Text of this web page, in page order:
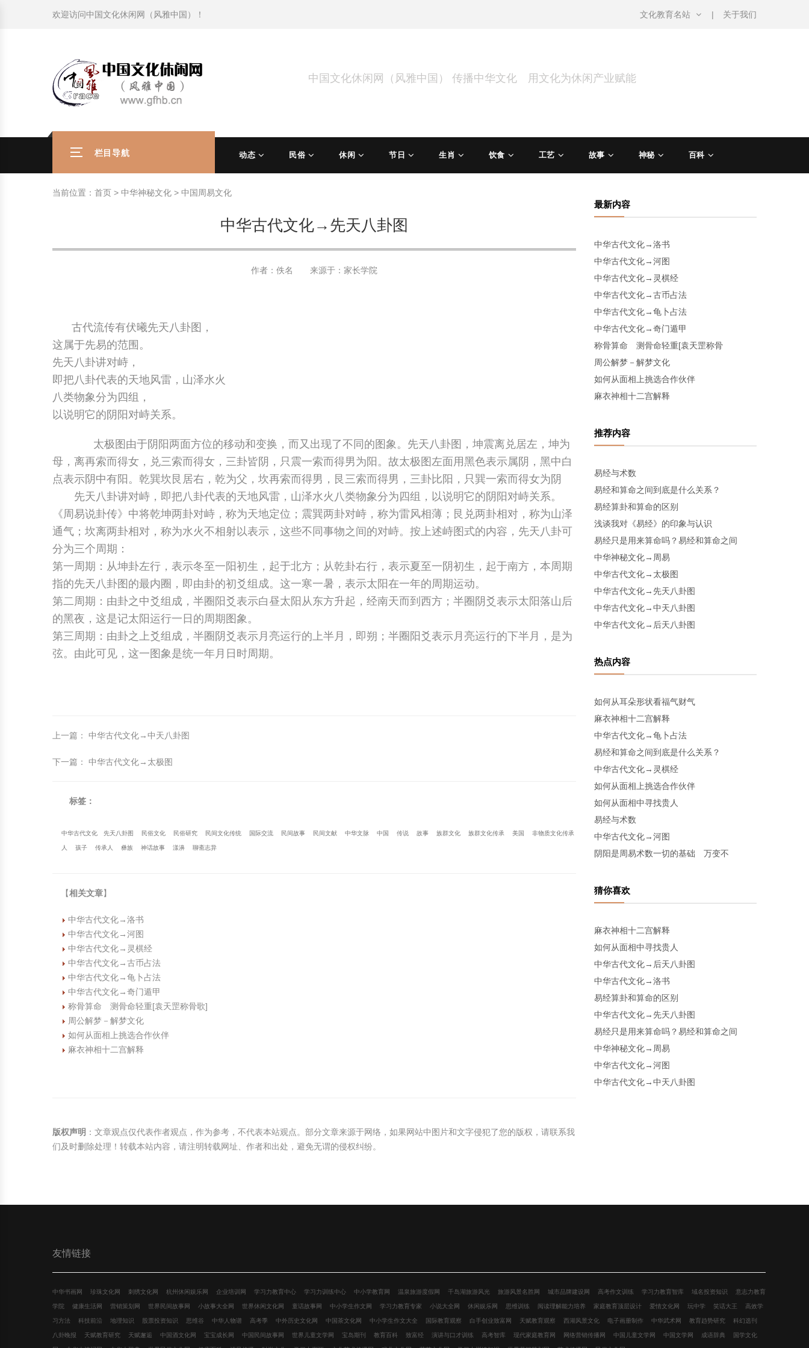
社会热点新闻
中华民俗礼仪
中国民俗趣谈
中华姓氏文化
中国民俗禁忌
文化休闲产业研究
非物质文化遗产
政策法律法规
旅游出行知识
国外传统节日
国外饮食文化
漆器
外国民间故事
中国风水文化
中国宗教文化
苗族巫蛊文化
中国性文化
校园文化建设知识
学习力教育知识
教育名家
社会热点新闻
中华民俗礼仪
中国民俗趣谈
中华姓氏文化
中国民俗禁忌
文化休闲产业研究
非物质文化遗产
政策法律法规
旅游出行知识
国外传统节日
国外饮食文化
漆器
外国民间故事
中国风水文化
中国宗教文化
苗族巫蛊文化
中国性文化
校园文化建设知识
学习力教育知识
教育名家
欢迎访问中国文化休闲网（风雅中国） ！ 文化教育名站 关于我们
中国文化休闲网（风雅中国） 传播中华文化 用文化为休闲产业赋能
栏目导航 动态 民俗 休闲 节日 生肖 饮食 工艺 故事 神秘 百科
当前位置： 首页 > 中华神秘文化 > 中国周易文化
中华古代文化→先天八卦图
作者：佚名 来源于： 家长学院
古代流传有伏曦先天八卦图，
这属于先易的范围。
先天八卦讲对峙，
即把八卦代表的天地风雷，山泽水火
八类物象分为四组，
以说明它的阴阳对峙关系。
太极图由于阴阳两面方位的移动和变换，而又出现了不同的图象。先天八卦图，坤震离兑居左，坤为
母，离再索而得女，兑三索而得女，三卦皆阴，只震一索而得男为阳。故太极图左面用黑色表示属阴，黑中白
点表示阴中有阳。乾巽坎艮居右，乾为父，坎再索而得男，艮三索而得男，三卦比阳，只巽一索而得女为阴
先天八卦讲对峙，即把八卦代表的天地风雷，山泽水火八类物象分为四组，以说明它的阴阳对峙关系。
《周易说卦传》中将乾坤两卦对峙，称为天地定位；震巽两卦对峙，称为雷风相薄；艮兑两卦相对，称为山泽
通气；坎离两卦相对，称为水火不相射以表示，这些不同事物之间的对峙。按上述峙图式的内容，先天八卦可
分为三个周期：
第一周期：从坤卦左行，表示冬至一阳初生，起于北方；从乾卦右行，表示夏至一阴初生，起于南方，本周期
指的先天八卦图的最内圈，即由卦的初爻组成。这一寒一暑，表示太阳在一年的周期运动。
第二周期：由卦之中爻组成，半圈阳爻表示白昼太阳从东方升起，经南天而到西方；半圈阴爻表示太阳落山后
的黑夜，这是记太阳运行一日的周期图象。
第三周期：由卦之上爻组成，半圈阴爻表示月亮运行的上半月，即朔；半圈阳爻表示月亮运行的下半月，是为
弦。由此可见，这一图象是统一年月日时周期。
上一篇 ： 中华古代文化→中天八卦图
下一篇 ： 中华古代文化→太极图
标签：
中华古代文化 先天八卦图 民俗文化 民俗研究 民间文化传统 国际交流 民间故事 民间文献 中华文脉 中国 传说 故事 族群文化 族群文化传承 美国 非物质文化传承
人 孩子 传承人 彝族 神话故事 漾濞 聊斋志异
【相关文章】
中华古代文化→洛书
中华古代文化→河图
中华古代文化→灵棋经
中华古代文化→古币占法
中华古代文化→龟卜占法
中华古代文化→奇门遁甲
称骨算命 测骨命轻重[袁天罡称骨歌]
周公解梦－解梦文化
如何从面相上挑选合作伙伴
麻衣神相十二宫解释
版权声明 ：文章观点仅代表作者观点，作为参考，不代表本站观点。部分文章来源于网络，如果网站中图片和文字侵犯了您的版权，请联系我
们及时删除处理！转载本站内容，请注明转载网址、作者和出处，避免无谓的侵权纠纷。
最新内容
中华古代文化→洛书
中华古代文化→河图
中华古代文化→灵棋经
中华古代文化→古币占法
中华古代文化→龟卜占法
中华古代文化→奇门遁甲
称骨算命 测骨命轻重[袁天罡称骨
周公解梦－解梦文化
如何从面相上挑选合作伙伴
麻衣神相十二宫解释
推荐内容
易经与术数
易经和算命之间到底是什么关系？
易经算卦和算命的区别
浅谈我对《易经》的印象与认识
易经只是用来算命吗？易经和算命之间
中华神秘文化→周易
中华古代文化→太极图
中华古代文化→先天八卦图
中华古代文化→中天八卦图
中华古代文化→后天八卦图
热点内容
如何从耳朵形状看福气财气
麻衣神相十二宫解释
中华古代文化→龟卜占法
易经和算命之间到底是什么关系？
中华古代文化→灵棋经
如何从面相上挑选合作伙伴
如何从面相中寻找贵人
易经与术数
中华古代文化→河图
阴阳是周易术数一切的基础 万变不
猜你喜欢
麻衣神相十二宫解释
如何从面相中寻找贵人
中华古代文化→后天八卦图
中华古代文化→洛书
易经算卦和算命的区别
中华古代文化→先天八卦图
易经只是用来算命吗？易经和算命之间
中华神秘文化→周易
中华古代文化→河图
中华古代文化→中天八卦图
友情链接
中华书画网 珍珠文化网 刺绣文化网 杭州休闲娱乐网 企业培训网 学习力教育中心 学习力训练中心 中小学教育网 温泉旅游度假网 千岛湖旅游风光 旅游风景名胜网 城市品牌建设网 高考作文训练 学习力教育智库 域名投资知识 意志力教育
学院 健康生活网 营销策划网 世界民间故事网 小故事大全网 世界休闲文化网 童话故事网 中小学生作文网 学习力教育专家 小说大全网 休闲娱乐网 思维训练 阅读理解能力培养 家庭教育顶层设计 爱情文化网 玩中学 笑话大王 高效学
习方法 科技前沿 地理知识 股票投资知识 思维谷 中华人物谱 高考季 中外历史文化网 中国茶文化网 中小学生作文大全 国际教育观察 白手创业致富网 天赋教育观察 西湖风景文化 电子画册制作 中华武术网 教育趋势研究 科幻选刊
八卦晚报 天赋教育研究 天赋邂逅 中国酒文化网 宝宝成长网 中国民间故事网 世界儿童文学网 宝岛期刊 教育百科 致富经 演讲与口才训练 高考智库 现代家庭教育网 网络营销传播网 中国儿童文学网 中国文学网 成语辞典 国学文化